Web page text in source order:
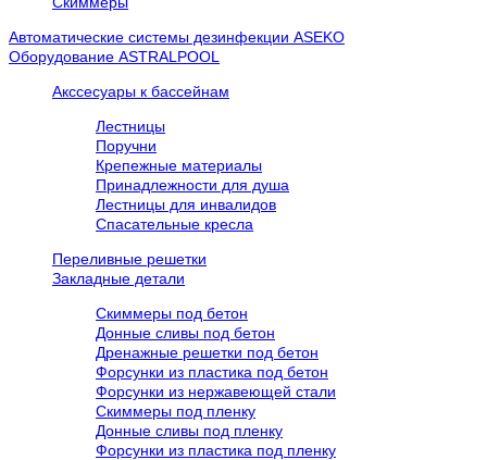
Автоматические системы дезинфекции ASEKO
Оборудование ASTRALPOOL
Акссесуары к бассейнам
Лестницы
Поручни
Крепежные материалы
Принадлежности для душа
Лестницы для инвалидов
Спасательные кресла
Переливные решетки
Закладные детали
Скиммеры под бетон
Донные сливы под бетон
Дренажные решетки под бетон
Форсунки из пластика под бетон
Форсунки из нержавеющей стали
Скиммеры под пленку
Донные сливы под пленку
Форсунки из пластика под пленку